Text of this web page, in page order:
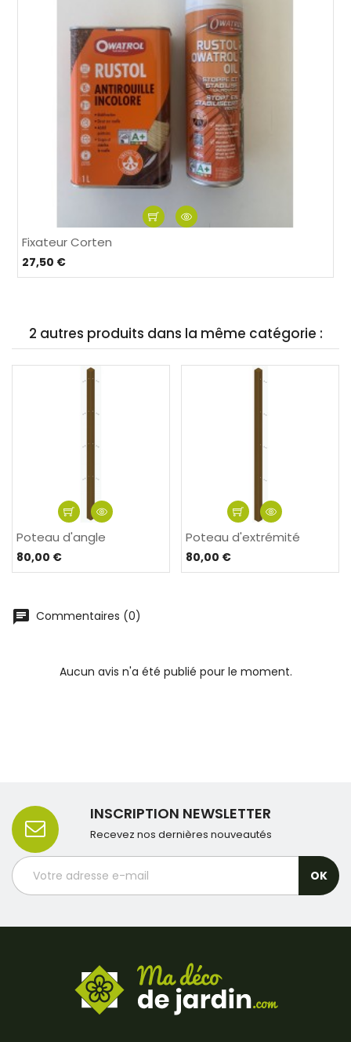
Fixateur Corten
27,50 €
2 autres produits dans la même catégorie :
Poteau d'angle
80,00 €
Poteau d'extrémité
80,00 €
Commentaires (0)
Aucun avis n'a été publié pour le moment.
INSCRIPTION NEWSLETTER
Recevez nos dernières nouveautés